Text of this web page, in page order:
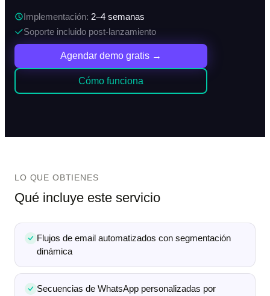
Implementación: 2–4 semanas
Soporte incluido post-lanzamiento
Agendar demo gratis →
Cómo funciona
LO QUE OBTIENES
Qué incluye este servicio
Flujos de email automatizados con segmentación
dinámica
Secuencias de WhatsApp personalizadas por